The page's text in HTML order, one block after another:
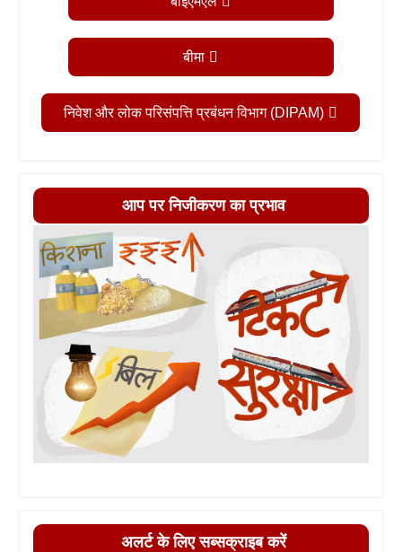
बीमा
निवेश और लोक परिसंपत्ति प्रबंधन विभाग (DIPAM)
आप पर निजीकरण का प्रभाव
अलर्ट के लिए सब्सक्राइब करें